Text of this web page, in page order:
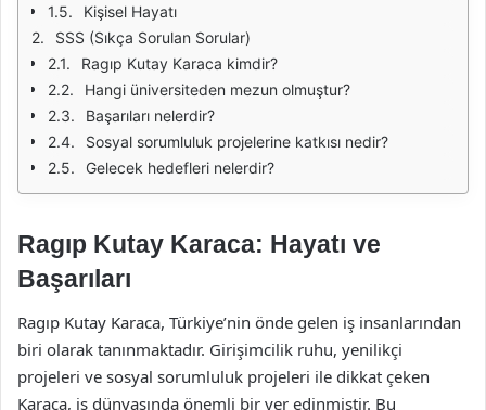
Kişisel Hayatı
SSS (Sıkça Sorulan Sorular)
Ragıp Kutay Karaca kimdir?
Hangi üniversiteden mezun olmuştur?
Başarıları nelerdir?
Sosyal sorumluluk projelerine katkısı nedir?
Gelecek hedefleri nelerdir?
Ragıp Kutay Karaca: Hayatı ve
Başarıları
Ragıp Kutay Karaca, Türkiye’nin önde gelen iş insanlarından
biri olarak tanınmaktadır. Girişimcilik ruhu, yenilikçi
projeleri ve sosyal sorumluluk projeleri ile dikkat çeken
Karaca, iş dünyasında önemli bir yer edinmiştir. Bu